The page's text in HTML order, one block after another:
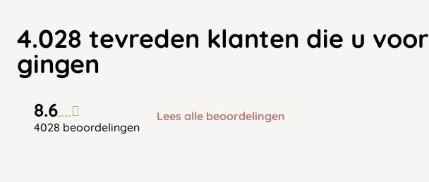
4.028 tevreden klanten die u voor
gingen
8.6
4028 beoordelingen
Lees alle beoordelingen